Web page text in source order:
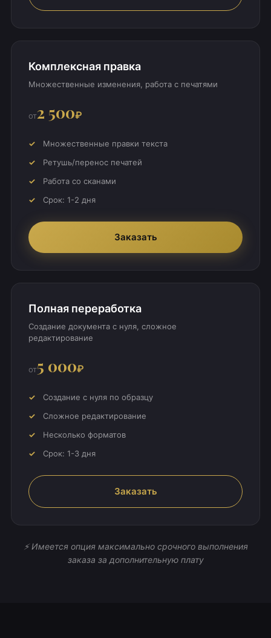
Комплексная правка
Множественные изменения, работа с печатями
от2 500₽
Множественные правки текста
Ретушь/перенос печатей
Работа со сканами
Срок: 1-2 дня
Заказать
Полная переработка
Создание документа с нуля, сложное
редактирование
от5 000₽
Создание с нуля по образцу
Сложное редактирование
Несколько форматов
Срок: 1-3 дня
Заказать
⚡ Имеется опция максимально срочного выполнения
заказа за дополнительную плату